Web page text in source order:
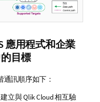
應用程式和企業
目標
通訊順序如下：
建立與Qlik Cloud相互驗